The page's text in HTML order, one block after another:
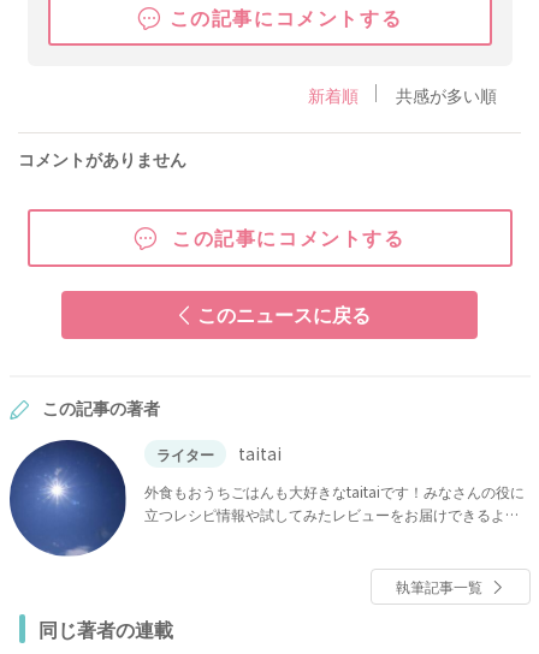
この記事にコメントする
新着順 共感が多い順
コメントがありません
この記事にコメントする
このニュースに戻る
この記事の著者
ライター taitai
外食もおうちごはんも大好きなtaitaiです！みなさんの役に
立つレシピ情報や試してみたレビューをお届けできるよう
執筆記事一覧
同じ著者の連載